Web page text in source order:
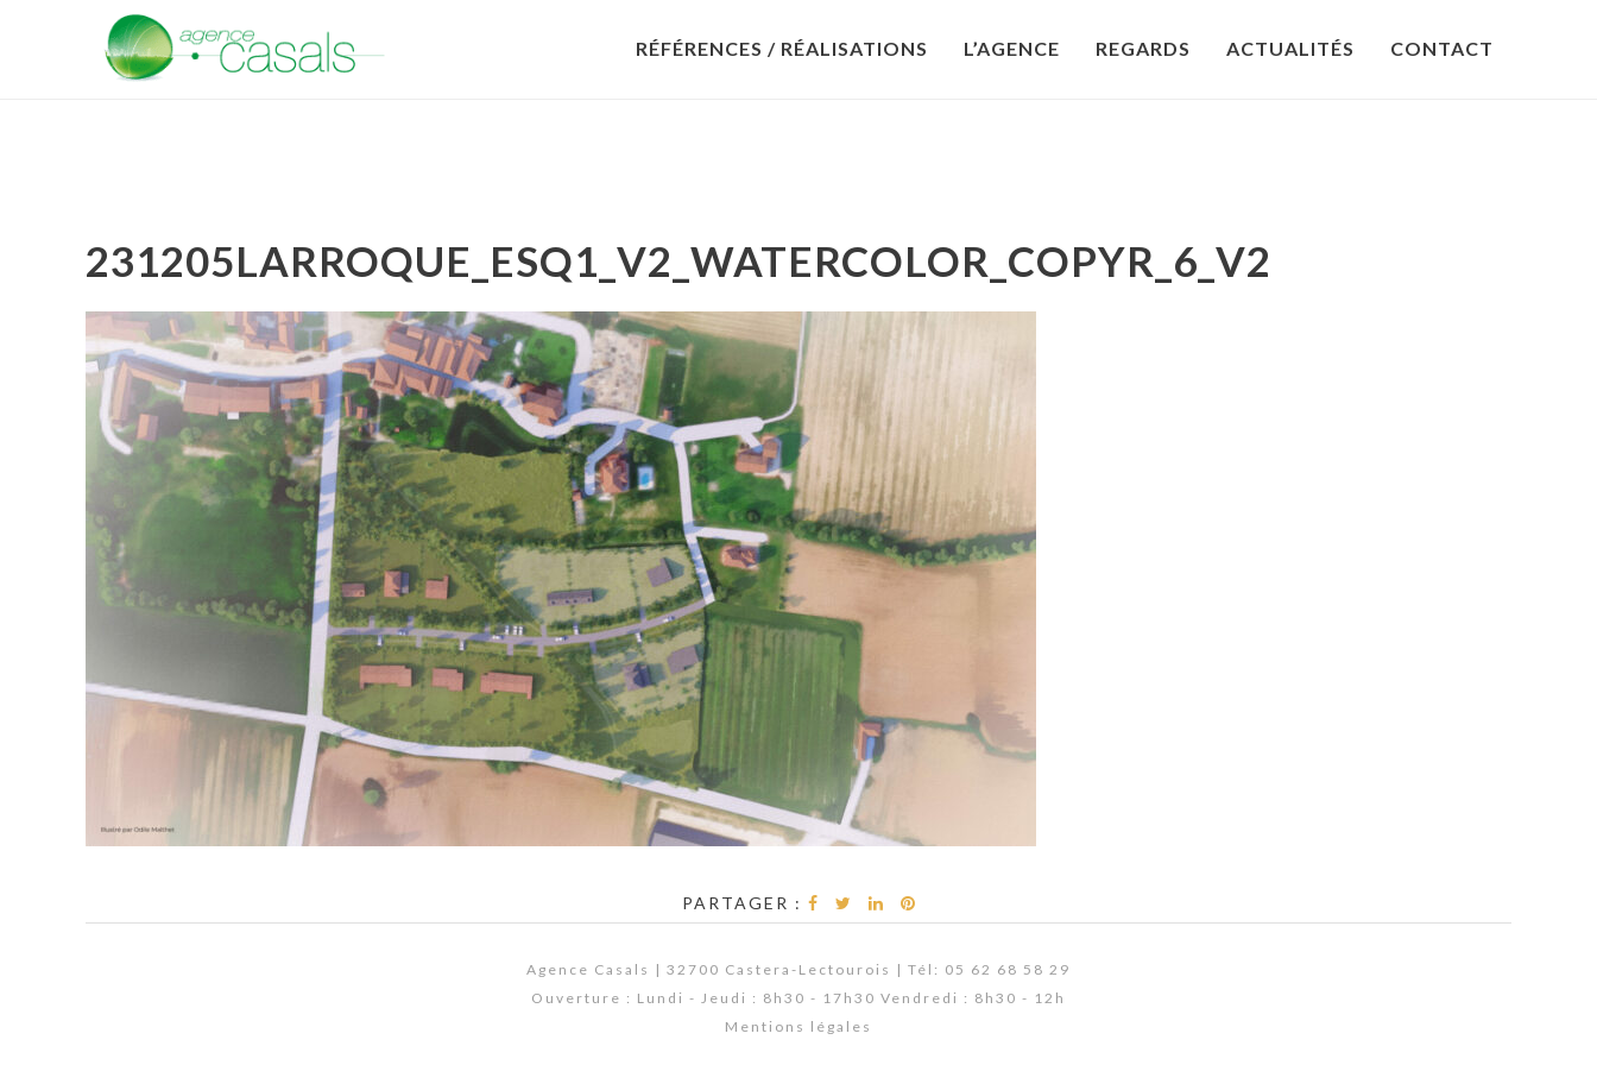
RÉFÉRENCES / RÉALISATIONS L’AGENCE REGARDS ACTUALITÉS CONTACT
231205LARROQUE_ESQ1_V2_WATERCOLOR_COPYR_6_V2
PARTAGER :
Agence Casals | 32700 Castera-Lectourois | Tél: 05 62 68 58 29
Ouverture : Lundi - Jeudi : 8h30 - 17h30 Vendredi : 8h30 - 12h
Mentions légales